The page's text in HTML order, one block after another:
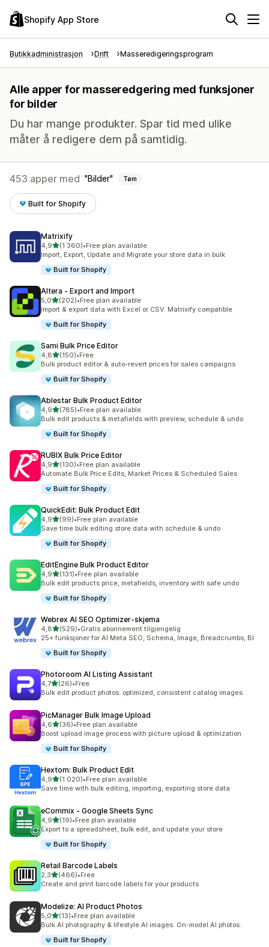
Shopify App Store
Butikkadministrasjon Drift Masseredigeringsprogram
Alle apper for masseredgering med funksjoner
for bilder
Du har mange produkter. Spar tid med ulike
måter å redigere dem på samtidig.
453 apper med Bilder Tøm
Built for Shopify
Matrixify
4,9av 5 stjerner
(1 360)
Totalt 1360 omtaler
•Free plan available
Import, Export, Update and Migrate your store data in bulk
Built for Shopify
Altera ‑ Export and Import
5,0av 5 stjerner
(202)
Totalt 202 omtaler
•Free plan available
Import & export data with Excel or CSV. Matrixify compatible
Built for Shopify
Sami Bulk Price Editor
4,8av 5 stjerner
(150)
Totalt 150 omtaler
•Free
Bulk product editor & auto-revert prices for sales campaigns
Built for Shopify
Ablestar Bulk Product Editor
4,9av 5 stjerner
(785)
Totalt 785 omtaler
•Free plan available
Bulk edit products & metafields with preview, schedule & undo
Built for Shopify
RUBIX Bulk Price Editor
4,9av 5 stjerner
(130)
Totalt 130 omtaler
•Free plan available
Automate Bulk Price Edits, Market Prices & Scheduled Sales
Built for Shopify
QuickEdit: Bulk Product Edit
4,9av 5 stjerner
(99)
Totalt 99 omtaler
•Free plan available
Save time bulk editing store data with schedule & undo
Built for Shopify
EditEngine Bulk Product Editor
4,9av 5 stjerner
(131)
Totalt 131 omtaler
•Free plan available
Bulk edit products price, metafields, inventory with safe undo
Built for Shopify
Webrex AI SEO Optimizer‑skjema
4,8av 5 stjerner
(529)
Totalt 529 omtaler
•Gratis abonnement tilgjengelig
25+ funksjoner for AI Meta SEO, Schema, Image, Breadcrumbs, Bl
Built for Shopify
Photoroom AI Listing Assistant
4,7av 5 stjerner
(26)
Totalt 26 omtaler
•Free
Bulk edit product photos: optimized, consistent catalog images
PicManager Bulk Image Upload
4,6av 5 stjerner
(36)
Totalt 36 omtaler
•Free plan available
Boost upload image process with picture upload & optimization
Built for Shopify
Hextom: Bulk Product Edit
4,9av 5 stjerner
(1 020)
Totalt 1020 omtaler
•Free plan available
Save time with bulk editing, importing, exporting store data
eCommix ‑ Google Sheets Sync
4,9av 5 stjerner
(19)
Totalt 19 omtaler
•Free plan available
Export to a spreadsheet, bulk edit, and update your store
Built for Shopify
Retail Barcode Labels
2,3av 5 stjerner
(466)
Totalt 466 omtaler
•Free
Create and print barcode labels for your products
Modelize: AI Product Photos
5,0av 5 stjerner
(13)
Totalt 13 omtaler
•Free plan available
Bulk AI photography & lifestyle AI images. On-model AI photos.
Built for Shopify